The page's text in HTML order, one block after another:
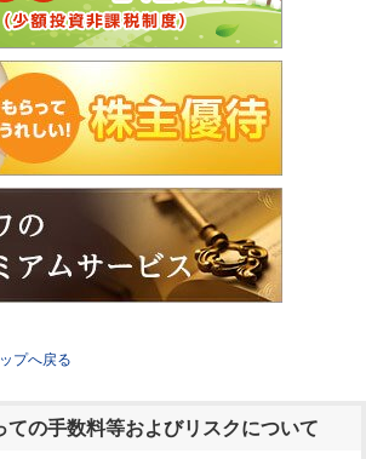
プへ戻る
ての手数料等およびリスクについて